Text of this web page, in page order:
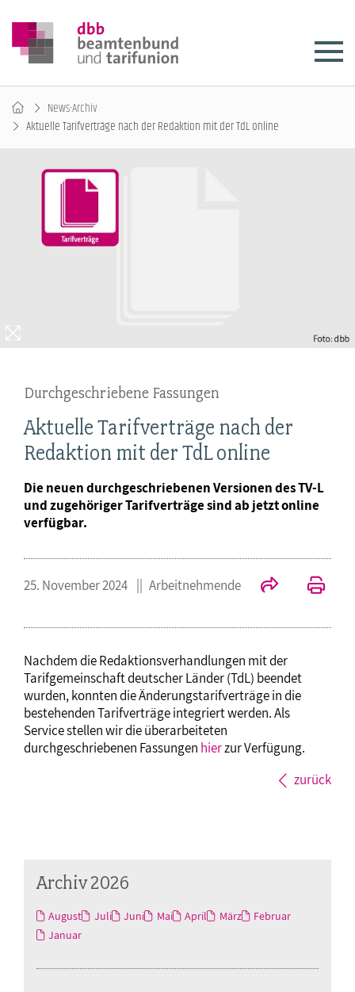
News-Archiv
Aktuelle Tarifverträge nach der Redaktion mit der TdL online
Durchgeschriebene Fassungen
Aktuelle Tarifverträge nach der
Redaktion mit der TdL online
Die neuen durchgeschriebenen Versionen des TV-L
und zugehöriger Tarifverträge sind ab jetzt online
verfügbar.
25. November 2024 Arbeitnehmende
Nachdem die Redaktionsverhandlungen mit der
Tarifgemeinschaft deutscher Länder (TdL) beendet
wurden, konnten die Änderungstarifverträge in die
bestehenden Tarifverträge integriert werden. Als
Service stellen wir die überarbeiteten
durchgeschriebenen Fassungen hierzur Verfügung.
zurück
Archiv 2026
August Juli Juni Mai April März
Februar
Januar